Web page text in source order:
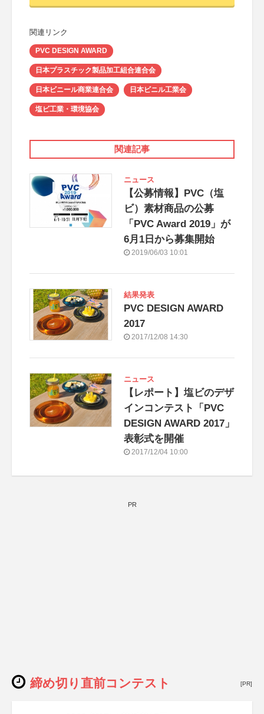
関連リンク
PVC DESIGN AWARD
日本プラスチック製品加工組合連合会
日本ビニール商業連合会 日本ビニル工業会
塩ビ工業・環境協会
関連記事
ニュース
【公募情報】PVC（塩
ビ）素材商品の公募
「PVC Award 2019」が
6月1日から募集開始
2019/06/03 10:01
結果発表
PVC DESIGN AWARD
2017
2017/12/08 14:30
ニュース
【レポート】塩ビのデザ
インコンテスト「PVC
DESIGN AWARD 2017」
表彰式を開催
2017/12/04 10:00
PR
締め切り直前コンテスト [PR]